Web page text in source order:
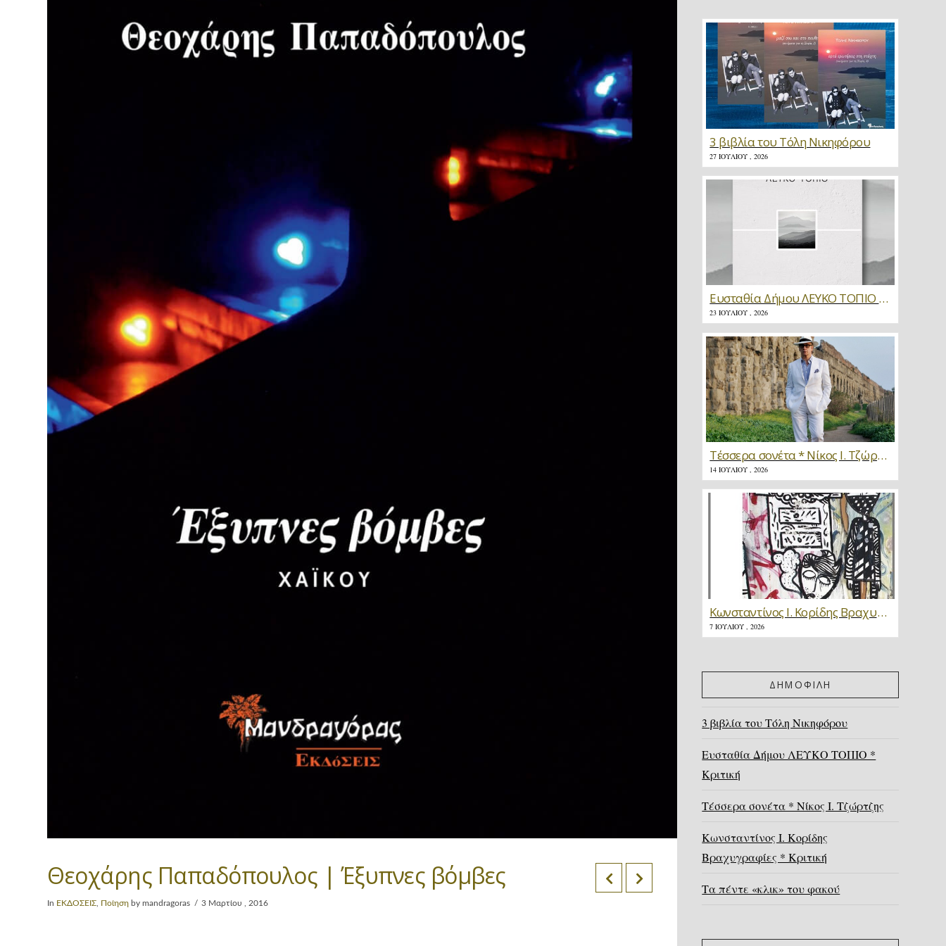
Θεοχάρης Παπαδόπουλος | Έξυπνες βόμβες
In ΕΚΔΟΣΕΙΣ Ποίηση by mandragoras 3 Μαρτίου , 2016
3 βιβλία του Τόλη Νικηφόρου
27 ΙΟΥΛΊΟΥ , 2026
Ευσταθία Δήμου ΛΕΥΚΟ ΤΟΠΙΟ * Κριτική
23 ΙΟΥΛΊΟΥ , 2026
Τέσσερα σονέτα * Νίκος Ι. Τζώρτζης
14 ΙΟΥΛΊΟΥ , 2026
Κωνσταντίνος Ι. Κορίδης Βραχυγραφίες * Κριτική
7 ΙΟΥΛΊΟΥ , 2026
ΔΗΜΟΦΙΛΗ
3 βιβλία του Τόλη Νικηφόρου
Ευσταθία Δήμου ΛΕΥΚΟ ΤΟΠΙΟ *
Κριτική
Τέσσερα σονέτα * Νίκος Ι. Τζώρτζης
Κωνσταντίνος Ι. Κορίδης
Βραχυγραφίες * Κριτική
Τα πέντε «κλικ» του φακού